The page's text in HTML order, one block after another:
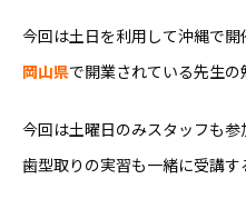
今回は土日を利用して沖縄で開
岡山県で開業されている先生の
今回は土曜日のみスタッフも
歯型取りの実習も一緒に受講す